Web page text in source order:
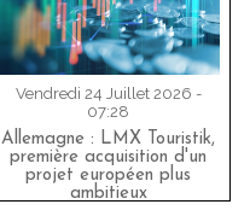
Vendredi 24 Juillet 2026 -
07:28
Allemagne : LMX Touristik,
première acquisition d'un
projet européen plus
ambitieux